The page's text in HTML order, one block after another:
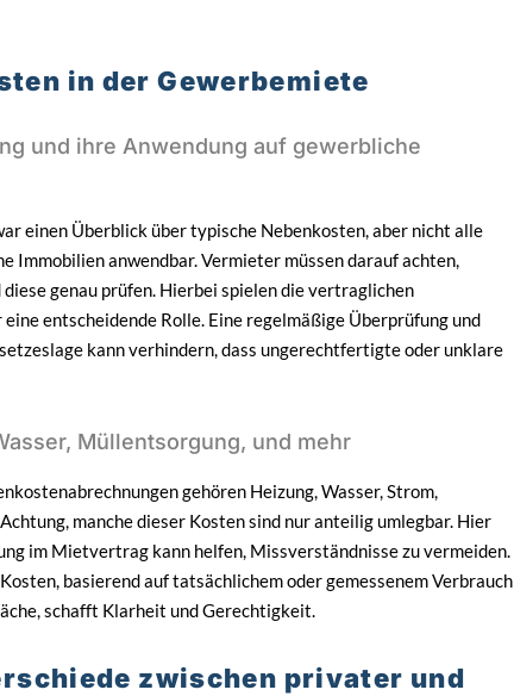
in der Gewerbemiete
und ihre Anwendung auf gewerbliche
einen Überblick über typische Nebenkosten, aber nicht alle
Immobilien anwendbar. Vermieter müssen darauf achten,
genau prüfen. Hierbei spielen die vertraglichen
entscheidende Rolle. Eine regelmäßige Überprüfung und
kann verhindern, dass ungerechtfertigte oder unklare
Müllentsorgung, und mehr
gehören Heizung, Wasser, Strom,
manche dieser Kosten sind nur anteilig umlegbar. Hier
im Mietvertrag kann helfen, Missverständnisse zu vermeiden.
basierend auf tatsächlichem oder gemessenem Verbrauch
schafft Klarheit und Gerechtigkeit.
zwischen privater und